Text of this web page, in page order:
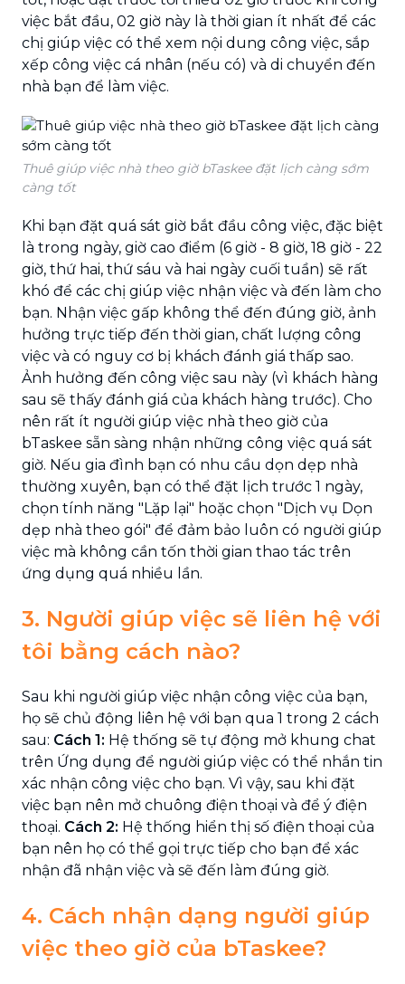
việc bắt đầu, 02 giờ này là thời gian ít nhất để các
chị giúp việc có thể xem nội dung công việc, sắp
xếp công việc cá nhân (nếu có) và di chuyển đến
nhà bạn để làm việc.
Thuê giúp việc nhà theo giờ bTaskee đặt lịch càng sớm
càng tốt
Khi bạn đặt quá sát giờ bắt đầu công việc, đặc biệt
là trong ngày, giờ cao điểm (6 giờ - 8 giờ, 18 giờ - 22
giờ, thứ hai, thứ sáu và hai ngày cuối tuần) sẽ rất
khó để các chị giúp việc nhận việc và đến làm cho
bạn. Nhận việc gấp không thể đến đúng giờ, ảnh
hưởng trực tiếp đến thời gian, chất lượng công
việc và có nguy cơ bị khách đánh giá thấp sao.
Ảnh hưởng đến công việc sau này (vì khách hàng
sau sẽ thấy đánh giá của khách hàng trước). Cho
nên rất ít người giúp việc nhà theo giờ của
bTaskee sẵn sàng nhận những công việc quá sát
giờ. Nếu gia đình bạn có nhu cầu dọn dẹp nhà
thường xuyên, bạn có thể đặt lịch trước 1 ngày,
chọn tính năng "Lặp lại" hoặc chọn "Dịch vụ Dọn
dẹp nhà theo gói" để đảm bảo luôn có người giúp
việc mà không cần tốn thời gian thao tác trên
ứng dụng quá nhiều lần.
3. Người giúp việc sẽ liên hệ với
tôi bằng cách nào?
Sau khi người giúp việc nhận công việc của bạn,
họ sẽ chủ động liên hệ với bạn qua 1 trong 2 cách
sau: Cách 1: Hệ thống sẽ tự động mở khung chat
trên Ứng dụng để người giúp việc có thể nhắn tin
xác nhận công việc cho bạn. Vì vậy, sau khi đặt
việc bạn nên mở chuông điện thoại và để ý điện
thoại. Cách 2: Hệ thống hiển thị số điện thoại của
bạn nên họ có thể gọi trực tiếp cho bạn để xác
nhận đã nhận việc và sẽ đến làm đúng giờ.
4. Cách nhận dạng người giúp
việc theo giờ của bTaskee?